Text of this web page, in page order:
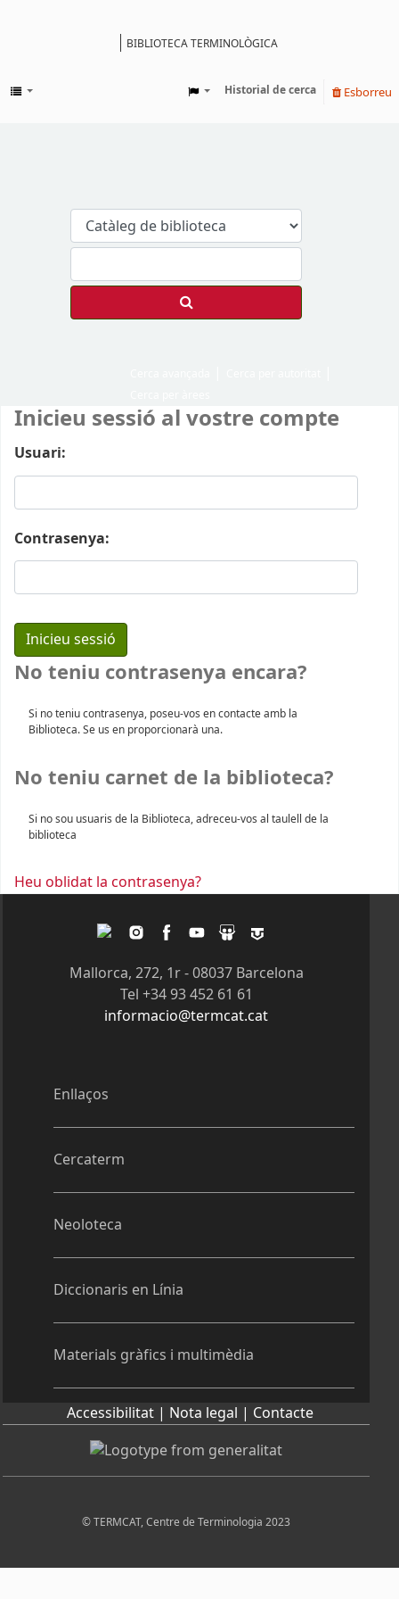
BIBLIOTECA TERMINOLÒGICA
Historial de cerca Esborreu
Inicieu sessió al vostre compte
Usuari:
Contrasenya:
No teniu contrasenya encara?
Si no teniu contrasenya, poseu-vos en contacte amb la
Biblioteca. Se us en proporcionarà una.
No teniu carnet de la biblioteca?
Si no sou usuaris de la Biblioteca, adreceu-vos al taulell de la
biblioteca
Heu oblidat la contrasenya?
Enllaços
Cercaterm
Neoloteca
Diccionaris en Línia
Materials gràfics i multimèdia
Mallorca, 272, 1r - 08037 Barcelona
Tel +34 93 452 61 61
informacio@termcat.cat
Accessibilitat | Nota legal | Contacte
© TERMCAT, Centre de Terminologia 2023